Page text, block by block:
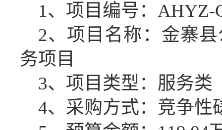
1、项目编号：AHYZ-
2、项目名称：金寨
务项目
3、项目类型：服务类
4、采购方式：竞争性